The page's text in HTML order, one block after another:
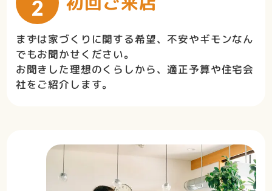
2
まずは家づくりに関する希望、不安やギモンなん
でもお聞かせください。
お聞きした理想のくらしから、適正予算や住宅会
社をご紹介します。